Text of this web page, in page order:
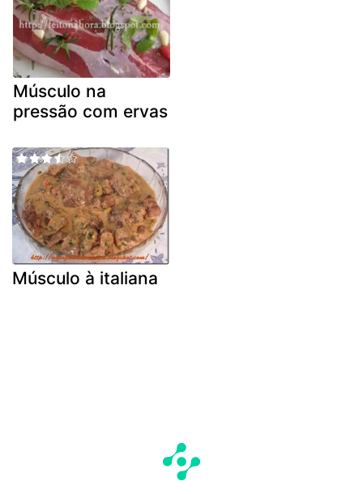
Músculo na
pressão com ervas
Músculo à italiana